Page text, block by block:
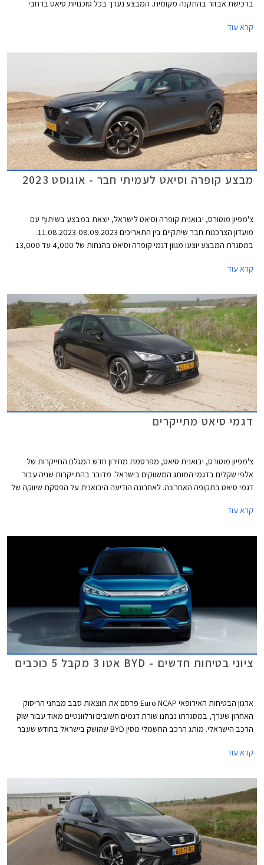
ברכישת אבזור בהתקנה מקומית. המבצע נערך בכל סוכנויות סיאט ברחבי
קרא עוד
מבצע קופרה וסיאט לעמיתי חבר - אוגוסט 2023
צ'מפיון מוטורס, יבואנית קופרה וסיאט לישראל, יוצאת במבצע בשיתוף עם
מועדון הצרכנות חבר שיתקיים בין התאריכים 11.08.2023-08.09.2023.
במסגרת המבצע יוצעו מגוון דגמי קופרה וסיאט בהנחות של 4,000 עד 13,000
ברחבי הארץ.
קרא עוד
דגמי סיאט מתייקרים
צ'מפיון מוטורס, יבואנית סיאט, מפרסמת מחירון חדש המגלם התייקרות של
אלפי שקלים בדגמי המותג המשווקים בישראל. מדובר בהתייקרות שניה עבור
דגמי סיאט בתקופה האחרונה. לאחרונה הודיעה היבואנית על הפסקת שיווקה של
המאובזרת והיקרה יותר. דגמי סיאט עדיין סובלים ממחסור בשבבים ועל כן
קרא עוד
ציוני בטיחות חדשים - BYD אטו 3 מקבל 5 כוכבים
ארגון הבטיחות האירופאי Euro NCAP פרסם את תוצאות סבב מבחני הריסוק
האחרון שערך, במסגרתו נבחנו שורת דגמים חשובים ורלוונטיים מאוד עבור שוק
הרכב הישראלי. מותג הרכב החשמלי מסין BYD שהושק בישראל בחודש שעבר
קרא עוד